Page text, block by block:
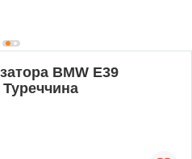
BMW E39